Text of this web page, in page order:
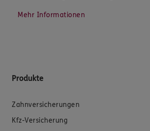
Mehr Informationen
Produkte
Zahnversicherungen
Kfz-Versicherung